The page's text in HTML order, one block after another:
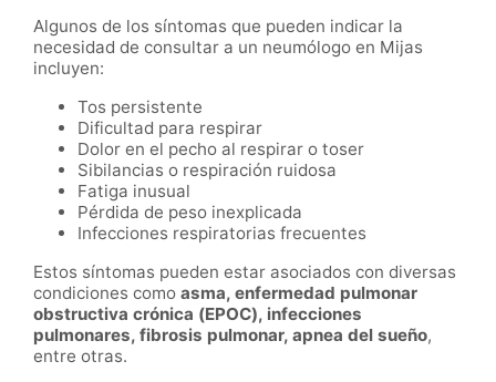
Algunos de los síntomas que pueden indicar la
necesidad de consultar a un neumólogo en Mijas
incluyen:
Tos persistente
Dificultad para respirar
Dolor en el pecho al respirar o toser
Sibilancias o respiración ruidosa
Fatiga inusual
Pérdida de peso inexplicada
Infecciones respiratorias frecuentes
Estos síntomas pueden estar asociados con diversas
condiciones como asma, enfermedad pulmonar
obstructiva crónica (EPOC), infecciones
pulmonares, fibrosis pulmonar, apnea del sueño,
entre otras.